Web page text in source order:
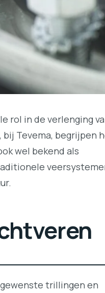
rol in de verlenging
bij Tevema, begrijpen
wel bekend als
trillingen en